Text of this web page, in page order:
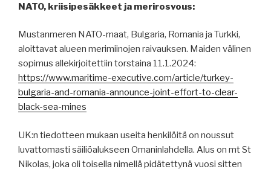
NATO, kriisipesäkkeet ja merirosvous:
Mustanmeren NATO-maat, Bulgaria, Romania ja Turkki,
aloittavat alueen merimiinojen raivauksen. Maiden välinen
sopimus allekirjoitettiin torstaina 11.1.2024:
https://www.maritime-executive.com/article/turkey-
bulgaria-and-romania-announce-joint-effort-to-clear-
black-sea-mines
UK:n tiedotteen mukaan useita henkilöitä on noussut
luvattomasti säiliöalukseen Omaninlahdella. Alus on mt St
Nikolas, joka oli toisella nimellä pidätettynä vuosi sitten